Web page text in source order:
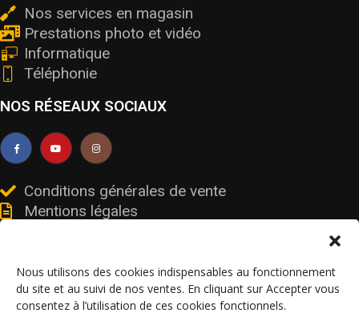
Nous utilisons des cookies indispensables au fonctionnement
du site et au suivi de nos ventes. En cliquant sur Accepter vous
consentez à l’utilisation de ces cookies fonctionnels.
Nos services en magasin
Prestations photo et vidéo
Informatique
Téléphonie
NOS RÉSEAUX SOCIAUX
Conditions générales de vente
Mentions légales